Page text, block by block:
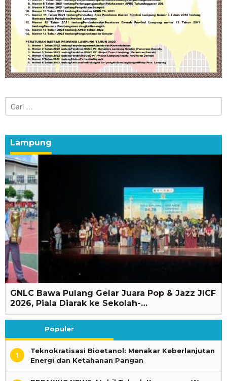
Cari
untuk:
Lampung
GNLC Bawa Pulang Gelar Juara Pop & Jazz JICF
2026, Piala Diarak ke Sekolah-…
Populer
1
Teknokratisasi Bioetanol: Menakar Keberlanjutan
Energi dan Ketahanan Pangan